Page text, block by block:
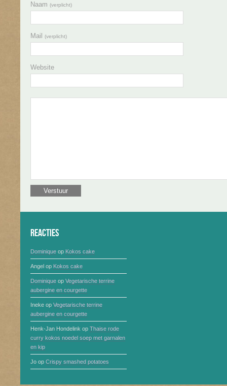
Naam (verplicht)
Mail (verplicht)
Website
Reacties
Dominique op Kokos cake
Angel op Kokos cake
Dominique op Vegetarische terrine
aubergine en courgette
Ineke op Vegetarische terrine
aubergine en courgette
Henk-Jan Hondelink op Thaise rode
curry kokos noedel soep met garnalen
en kip
Jo op Crispy smashed potatoes